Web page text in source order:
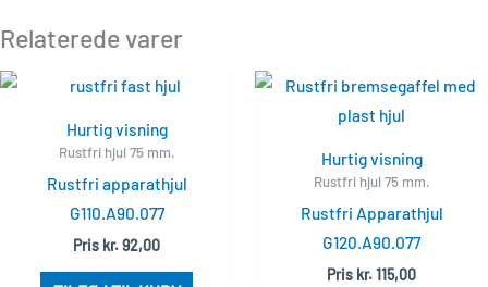
Relaterede varer
Hurtig visning
Rustfri hjul 75 mm.
Rustfri apparathjul
G110.A90.077
Pris kr.92,00
Hurtig visning
Rustfri hjul 75 mm.
Rustfri Apparathjul
G120.A90.077
Pris kr.115,00